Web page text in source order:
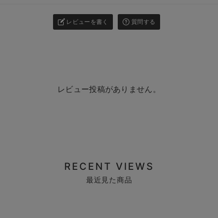
レビューを書く 質問する
レビュー投稿がありません。
RECENT VIEWS
最近見た商品